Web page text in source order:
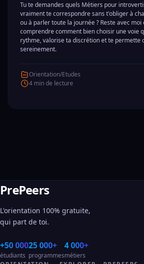
Tu te demandes quels Métiers pour
vraiment te correspondre sans t'obliger à
ou à parler toute la journée ? Reste avec moi
comprendre comment bien choisir une voie
rythme, valorise ta discrétion et te permette
sereinement.
Orientation/Etudes
4 min de lecture
PrePeers
L'orientation 100% gratuite,
qui part de toi.
+50 000
étudiants
25 000+
programmes
4 000+
métiers